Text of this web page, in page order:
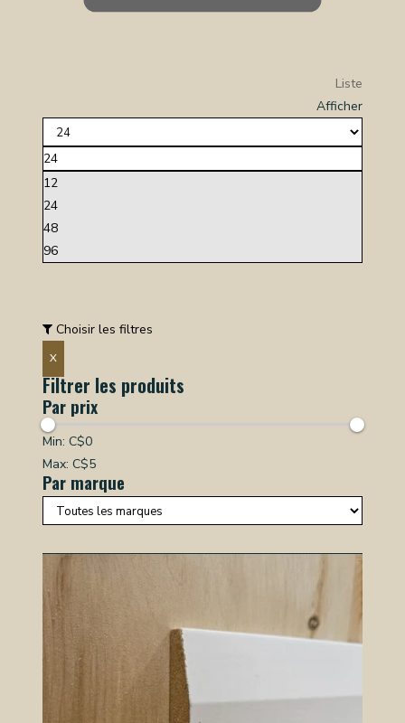
Liste
Afficher
24
12
24
48
96
Choisir les filtres
X
Filtrer les produits
Par prix
Min: C$0
Max: C$5
Par marque